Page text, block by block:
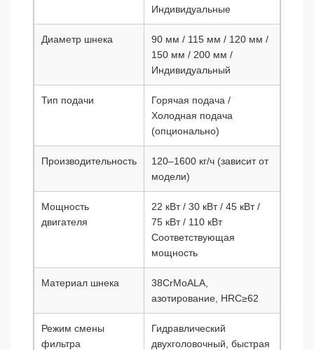
Индивидуальные
Диаметр шнека
90 мм / 115 мм / 120 мм /
150 мм / 200 мм /
Индивидуальный
Тип подачи
Горячая подача /
Холодная подача
(опционально)
Производительность
120–1600 кг/ч (зависит от
модели)
Мощность
двигателя
22 кВт / 30 кВт / 45 кВт /
75 кВт / 110 кВт
Соответствующая
мощность
Материал шнека
38CrMoALA,
азотирование, HRC≥62
Режим смены
фильтра
Гидравлический
двухголовочный, быстрая